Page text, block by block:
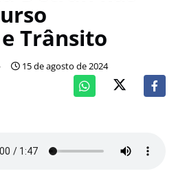
Trânsito
15 de agosto de 2024